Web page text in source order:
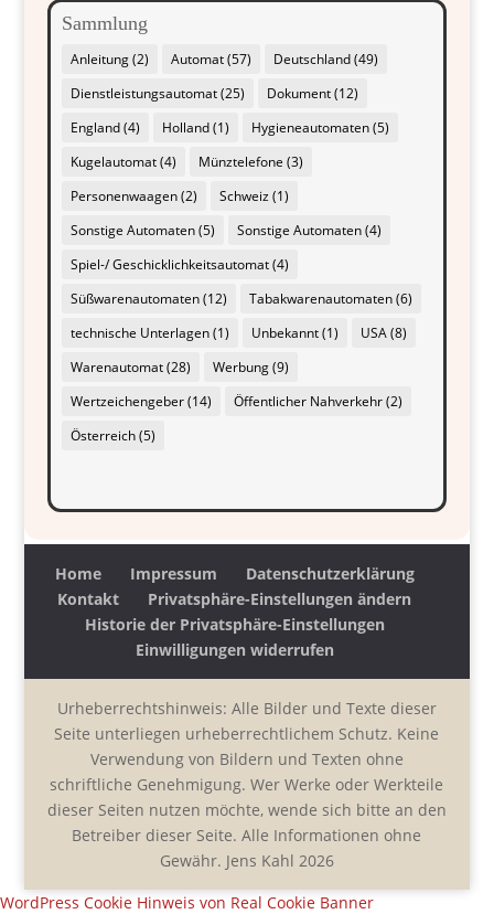
Sammlung
Anleitung(2) Automat(57) Deutschland(49)
Dienstleistungsautomat(25) Dokument(12)
England(4) Holland(1) Hygieneautomaten(5)
Kugelautomat(4) Münztelefone (3)
Personenwaagen(2) Schweiz(1)
Sonstige Automaten(5) Sonstige Automaten(4)
Spiel-/ Geschicklichkeitsautomat(4)
Süßwarenautomaten(12) Tabakwarenautomaten(6)
technische Unterlagen(1) Unbekannt(1) USA(8)
Warenautomat(28) Werbung(9)
Wertzeichengeber(14) Öffentlicher Nahverkehr(2)
Österreich(5)
Home Impressum
Datenschutzerklärung
Kontakt
Privatsphäre-Einstellungen ändern
Historie der Privatsphäre-Einstellungen
Einwilligungen widerrufen
Urheberrechtshinweis: Alle Bilder und Texte dieser
Seite unterliegen urheberrechtlichem Schutz. Keine
Verwendung von Bildern und Texten ohne
schriftliche Genehmigung. Wer Werke oder Werkteile
dieser Seiten nutzen möchte, wende sich bitte an den
Betreiber dieser Seite. Alle Informationen ohne
Gewähr. Jens Kahl 2026
WordPress Cookie Hinweis von Real Cookie Banner